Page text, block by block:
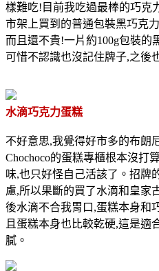
樣難吃!目前我吃過最棒的巧克
市架上買到的普通包裝黑巧克
而且還不貴!一片約100g包裝的
可惜不認識也沒記住牌子,之後
水滴巧克力蛋糕
不好意思,我覺得好市多的布朗
Chochoco的蛋糕專櫃根本沒打
味,也只好怪自己活該了。招牌
慮,所以果斷的買了水滴和皇家
後水滴不合我胃口,蛋糕本身和
且蛋糕本身也比較乾硬,這是適
膩。